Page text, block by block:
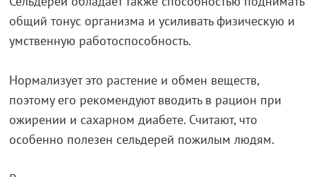
общий тонус организма и усиливать физическую и
умственную работоспособность.
Нормализует это растение и обмен веществ,
поэтому его рекомендуют вводить в рацион при
ожирении и сахарном диабете. Считают, что
особенно полезен сельдерей пожилым людям.